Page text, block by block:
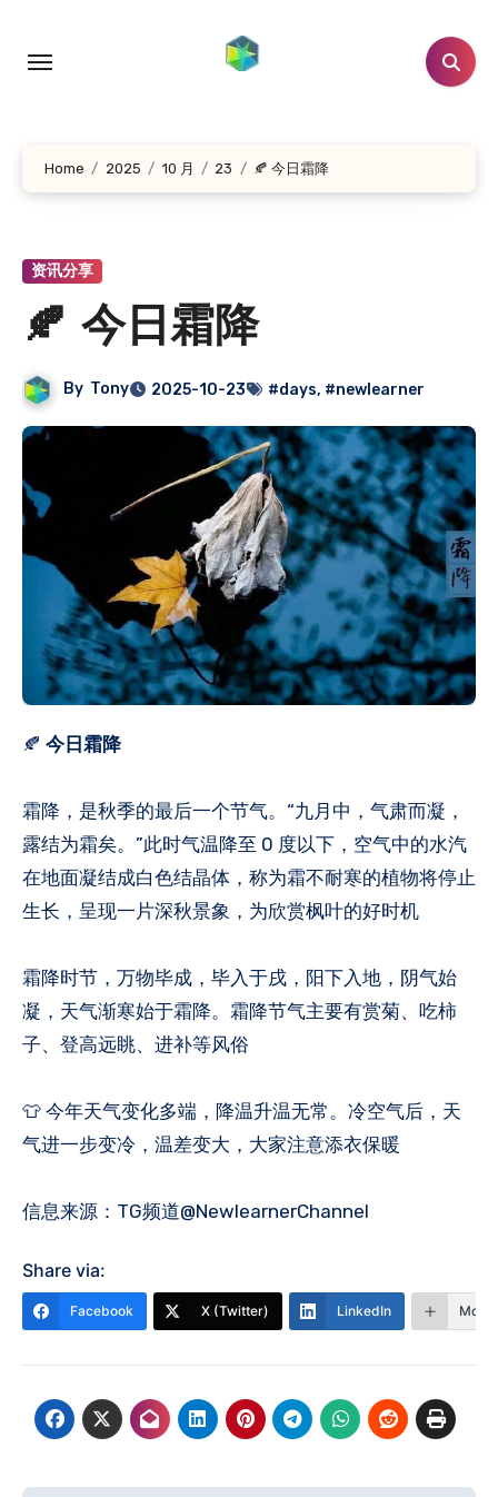
Home 2025 10 月 23 🍂 今日霜降
资讯分享
🍂 今日霜降
By Tony 2025-10-23 #days, #newlearner
今日霜降
霜降，是秋季的最后一个节气。“九月中，气肃而凝，
露结为霜矣。”此时气温降至 0 度以下，空气中的水汽
在地面凝结成白色结晶体，称为霜不耐寒的植物将停止
生长，呈现一片深秋景象，为欣赏枫叶的好时机
霜降时节，万物毕成，毕入于戌，阳下入地，阴气始
凝，天气渐寒始于霜降。霜降节气主要有赏菊、吃柿
子、登高远眺、进补等风俗
👕 今年天气变化多端，降温升温无常。冷空气后，天
气进一步变冷，温差变大，大家注意添衣保暖
信息来源：TG频道@NewlearnerChannel
Share via:
Facebook X (Twitter) LinkedIn More